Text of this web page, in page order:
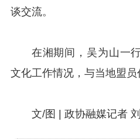
谈交流。
在湘期间，吴为山一
文化工作情况，与当地盟员
文/图 | 政协融媒记者